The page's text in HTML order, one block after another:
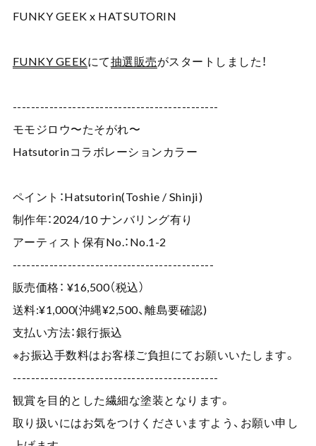
FUNKY GEEK x HATSUTORIN
FUNKY GEEKにて抽選販売がスタートしました！
---------------------------------------------
モモジロウ〜たそがれ〜
Hatsutorinコラボレーションカラー
ペイント：Hatsutorin(Toshie / Shinji)
制作年：2024/10 ナンバリング有り
アーティスト保有No.：No.1-2
--------------------------------------------
販売価格： ¥16,500（税込）
送料:¥1,000(沖縄¥2,500、離島要確認)
支払い方法：銀行振込
※お振込手数料はお客様ご負担にてお願いいたします。
---------------------------------------------
観賞を目的とした繊細な塗装となります。
取り扱いにはお気をつけくださいますよう、お願い申し